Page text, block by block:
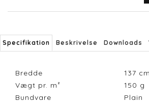
Specifikation Beskrivelse Downloads
Bredde 137 cm
Vægt pr. m²
150 g
Bundvare
Plain